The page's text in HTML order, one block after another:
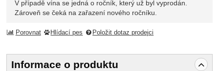
V případě vína se jedná o ročník, který už byl vyprodán.
Zároveň se čeká na zařazení nového ročníku.
Porovnat Hlídací pes Položit dotaz prodejci
Informace o produktu